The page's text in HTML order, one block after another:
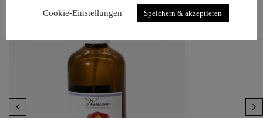
Cookie-Einstellungen
Speichern & akzeptieren